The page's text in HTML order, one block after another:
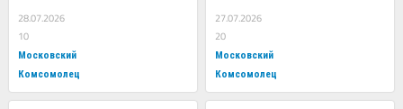
28.07.2026
10
Московский
Комсомолец
27.07.2026
20
Московский
Комсомолец